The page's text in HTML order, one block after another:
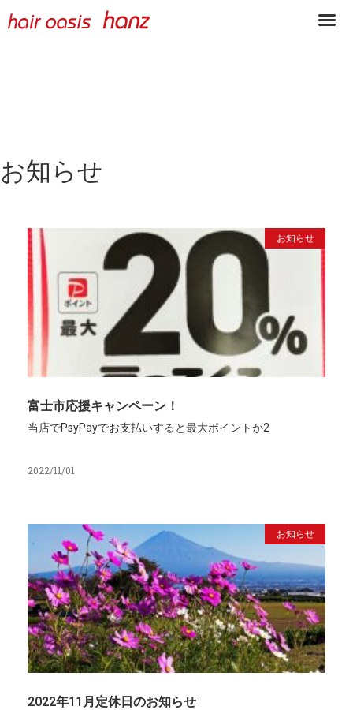
お知らせ
お知らせ
富士市応援キャンペーン！
当店でPsyPayでお支払いすると最大ポイントが2
2022/11/01
お知らせ
2022年11月定休日のお知らせ